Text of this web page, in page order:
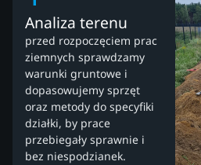
Analiza terenu
przed rozpoczęciem prac
ziemnych sprawdzamy
warunki gruntowe i
dopasowujemy sprzęt
oraz metody do specyfiki
działki, by prace
przebiegały sprawnie i
bez niespodzianek.